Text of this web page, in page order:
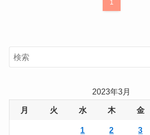
1
2023年3月
月 火 水 木 金
1 2 3